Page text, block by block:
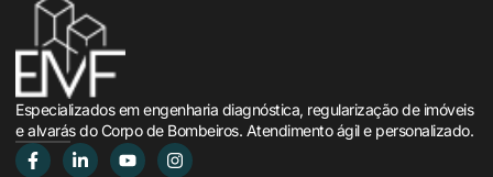
Especializados em engenharia diagnóstica, regularização de imóveis
e alvarás do Corpo de Bombeiros. Atendimento ágil e personalizado.